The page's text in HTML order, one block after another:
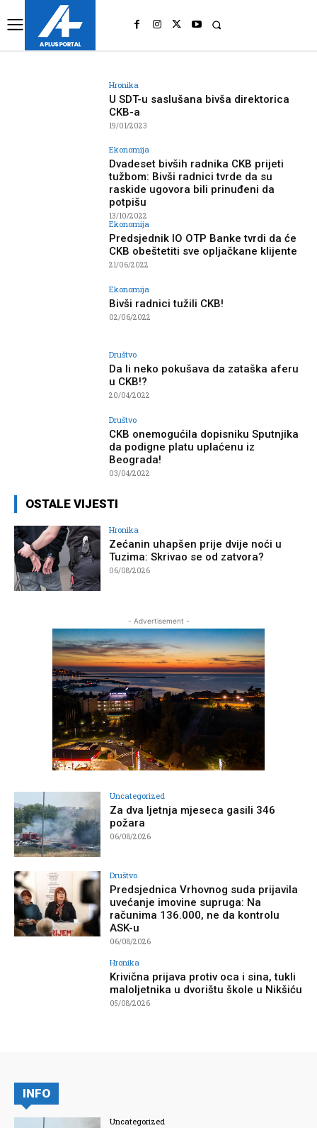
Hronika
U SDT-u saslušana bivša direktorica
CKB-a
19/01/2023
Ekonomija
Dvadeset bivših radnika CKB prijeti
tužbom: Bivši radnici tvrde da su
raskide ugovora bili prinuđeni da
potpišu
13/10/2022
Ekonomija
Predsjednik IO OTP Banke tvrdi da će
CKB obeštetiti sve opljačkane klijente
21/06/2022
Ekonomija
Bivši radnici tužili CKB!
02/06/2022
Društvo
Da li neko pokušava da zataška aferu
u CKB!?
20/04/2022
Društvo
CKB onemogućila dopisniku Sputnjika
da podigne platu uplaćenu iz
Beograda!
03/04/2022
OSTALE VIJESTI
Hronika
Zećanin uhapšen prije dvije noći u
Tuzima: Skrivao se od zatvora?
06/08/2026
- Advertisement -
Uncategorized
Za dva ljetnja mjeseca gasili 346
požara
06/08/2026
Društvo
Predsjednica Vrhovnog suda prijavila
uvećanje imovine supruga: Na
računima 136.000, ne da kontrolu
ASK-u
06/08/2026
Hronika
Krivična prijava protiv oca i sina, tukli
maloljetnika u dvorištu škole u Nikšiću
05/08/2026
INFO
Uncategorized